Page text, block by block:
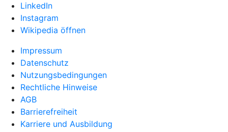
LinkedIn
Instagram
Wikipedia öffnen
Impressum
Datenschutz
Nutzungsbedingungen
Rechtliche Hinweise
AGB
Barrierefreiheit
Karriere und Ausbildung